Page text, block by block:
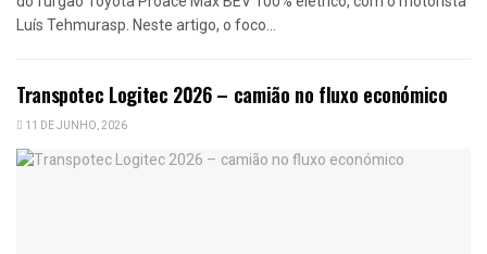
Luís Tehmurasp. Neste artigo, o foco...
Transpotec Logitec 2026 – camião no fluxo económico
11 DE JUNHO, 2026